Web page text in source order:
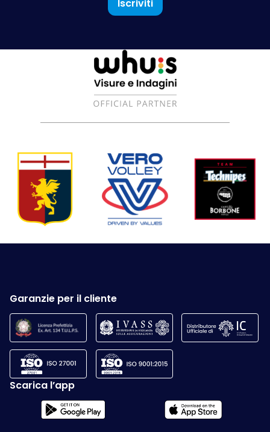
Iscriviti
Garanzie per il cliente
Scarica l’app